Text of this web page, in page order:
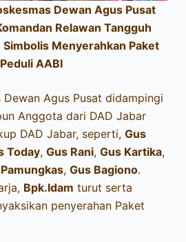
Dewan Agus Pusat
Relawan Tangguh
Simbolis Menyerahkan Paket
Peduli AABI
Dewan Agus Pusat didampingi
Anggota dari DAD Jabar
DAD Jabar, seperti, Gus
Today, Gus Rani, Gus Kartika,
, Gus Bagiono.
Bpk.Idam turut serta
penyerahan Paket